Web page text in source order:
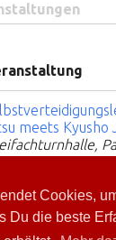
Cookies,
Du die beste
meets Kyusho